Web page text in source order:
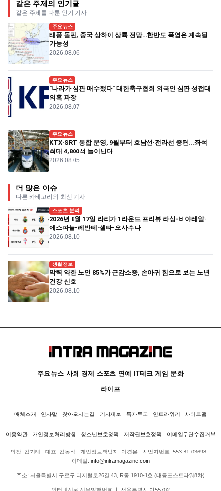
같은 주제의 인기글
같은 주제를 다룬 인기 기사
주요뉴스
태풍 돌핀, 중국 상하이 상륙 전망…한반도 폭염은 계속될
가능성
2026.08.06
주요뉴스
"나라가 심판 매수했다" 대한축구협회 외국인 심판 성접대
의혹 파장
2026.08.07
주요뉴스
KTX·SRT 통합 운영, 9월부터 호남선·전라선 증편...좌석
최대 4,800석 늘어난다
2026.08.05
더 많은 이슈
다른 카테고리의 최신 기사
스포츠 분석
2026년 8월 17일 라리가 1라운드 프리뷰 라싱-비야레알·
에스파뇰-레반테·셀타-오사수나
2026.08.10
생활정보
악력 약한 노인 85%가 근감소증, 손아귀 힘으로 보는 노년
건강 신호
2026.08.10
주요뉴스 사회 경제 스포츠 연예 IT테크 게임 문화
라이프
매체소개 인사말 찾아오시는길 기사제보 독자투고 인트라위키 사이트맵
이용약관 개인정보처리방침 청소년보호정책 저작권보호정책 이메일무단수집거부
의장: 김기태 대표: 김동석 개인정보책임자: 이경은
사업자번호: 553-81-03698
이메일: info@intramagazine.com
주소: 서울특별시 구로구 디지털로26길 43, R동 1910-1호 (대륭포스트타워8차)
인터넷신문 신문발행번호 ㅣ 서울특별시 아55702